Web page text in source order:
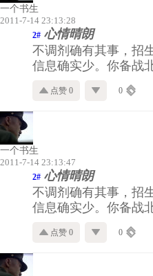
一个书生
2011-7-14 23:13:28
2# 心情晴朗
不调剂确有其事，招
信息确实少。你备战
点赞 0 0
一个书生
2011-7-14 23:13:47
2# 心情晴朗
不调剂确有其事，招
信息确实少。你备战
点赞 0 0